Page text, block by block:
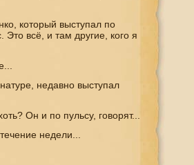
который выступал по
Это всё, и там другие, кого я
недавно выступал
Он и по пульсу, говорят...
недели...